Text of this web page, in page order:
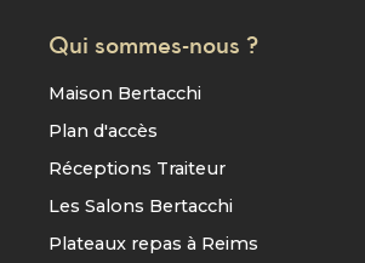
Qui sommes-nous ?
Maison Bertacchi
Plan d'accès
Réceptions Traiteur
Les Salons Bertacchi
Plateaux repas à Reims